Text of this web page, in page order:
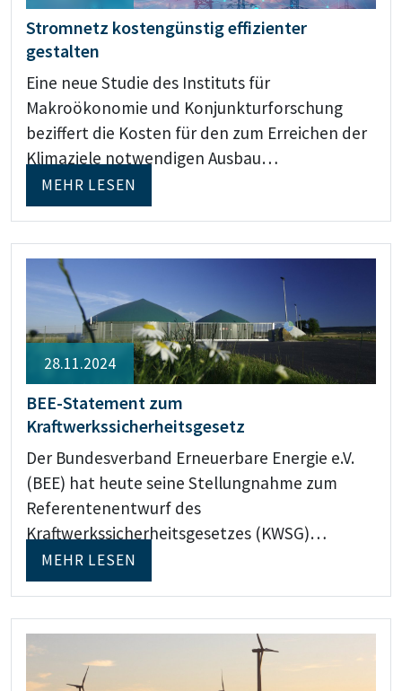
Stromnetz kostengünstig effizienter
gestalten
Eine neue Studie des Instituts für
Makroökonomie und Konjunkturforschung
beziffert die Kosten für den zum Erreichen der
Klimaziele notwendigen Ausbau…
MEHR LESEN
28.11.2024
BEE-Statement zum
Kraftwerkssicherheitsgesetz
Der Bundesverband Erneuerbare Energie e.V.
(BEE) hat heute seine Stellungnahme zum
Referentenentwurf des
Kraftwerkssicherheitsgesetzes (KWSG)…
MEHR LESEN